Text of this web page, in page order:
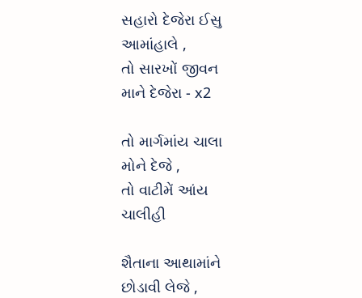
સહારો દેજેરા ઈસુ
આમાંહાલે ,
તો સારખોં જીવન
માને દેજેરા - x2
તો માર્ગમાંય ચાલા
મોને દેજે ,
તો વાટીમેં આંય
ચાલીહી
શૈતાના આથામાંને
છોડાવી લેજે ,